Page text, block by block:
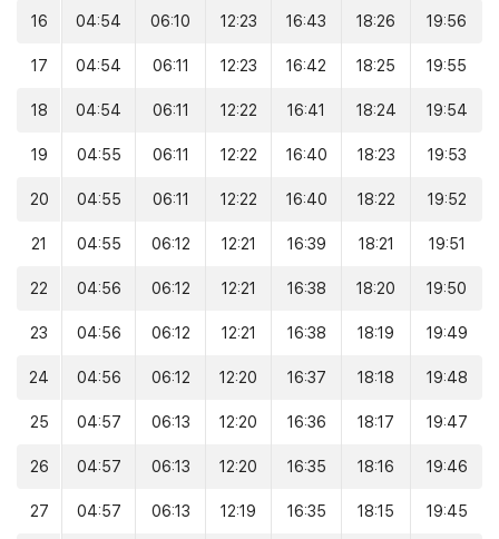
16 04:54 06:10 12:23 16:43 18:26 19:56
17 04:54 06:11 12:23 16:42 18:25 19:55
18 04:54 06:11 12:22 16:41 18:24 19:54
19 04:55 06:11 12:22 16:40 18:23 19:53
20 04:55 06:11 12:22 16:40 18:22 19:52
21 04:55 06:12 12:21 16:39 18:21 19:51
22 04:56 06:12 12:21 16:38 18:20 19:50
23 04:56 06:12 12:21 16:38 18:19 19:49
24 04:56 06:12 12:20 16:37 18:18 19:48
25 04:57 06:13 12:20 16:36 18:17 19:47
26 04:57 06:13 12:20 16:35 18:16 19:46
27 04:57 06:13 12:19 16:35 18:15 19:45